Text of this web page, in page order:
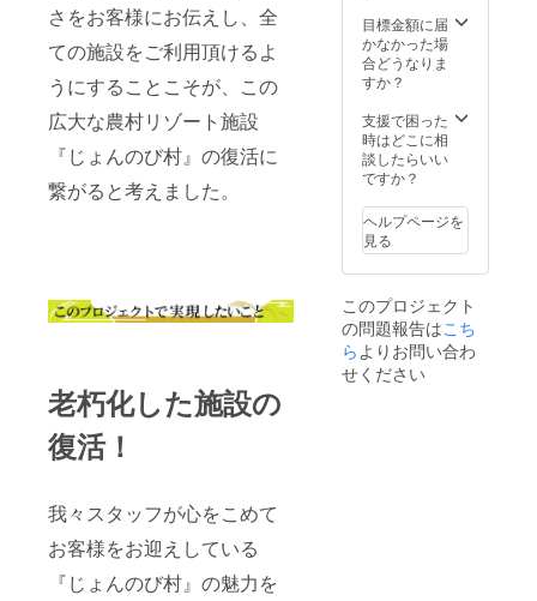
さをお客様にお伝えし、全
ての施設をご利用頂けるよ
うにすることこそが、この
広大な農村リゾート施設
『じょんのび村』の復活に
繋がると考えました。
老朽化した施設の
復活！
我々スタッフが心をこめて
お客様をお迎えしている
『じょんのび村』の魅力を
目標金額に届
かなかった場
合どうなりま
すか？
支援で困った
時はどこに相
談したらいい
ですか？
ヘルプページを
見る
このプロジェクト
の問題報告はこち
ら よりお問い合わ
せください